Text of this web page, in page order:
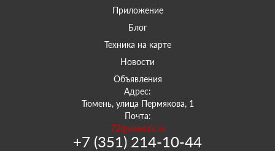
Приложение
Блог
Техника на карте
Новости
Объявления
Адрес:
Тюмень, улица Пермякова, 1
Почта:
72@sowork.ru
+7 (351) 214-10-44